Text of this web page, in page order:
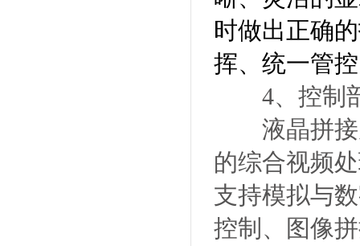
时做出正确
挥、统一管
4、控制
液晶拼接
的综合视频
支持模拟与
控制、图像